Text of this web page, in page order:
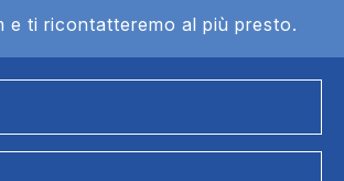
e ti ricontatteremo al più presto.